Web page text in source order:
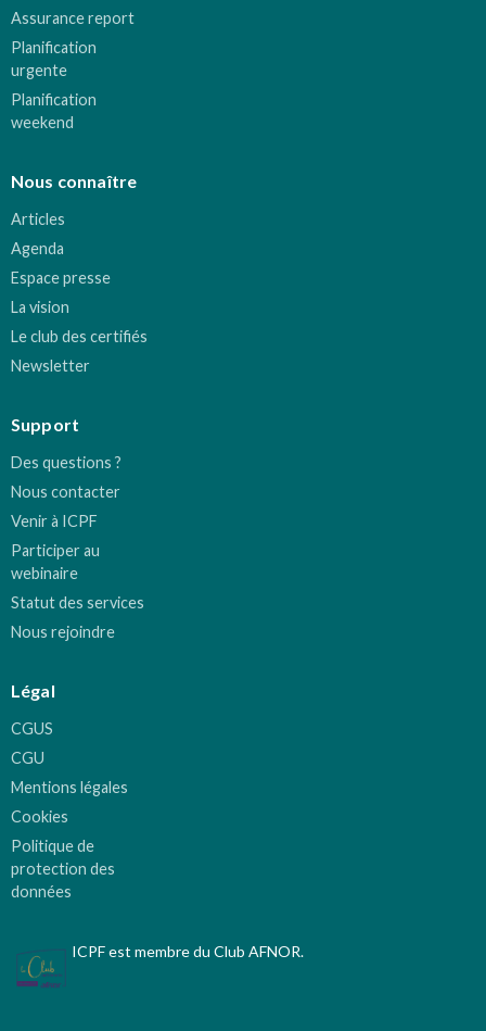
Assurance report
Planification
urgente
Planification
weekend
Nous connaître
Articles
Agenda
Espace presse
La vision
Le club des certifiés
Newsletter
Support
Des questions ?
Nous contacter
Venir à ICPF
Participer au
webinaire
Statut des services
Nous rejoindre
Légal
CGUS
CGU
Mentions légales
Cookies
Politique de
protection des
données
ICPF est membre du Club AFNOR.